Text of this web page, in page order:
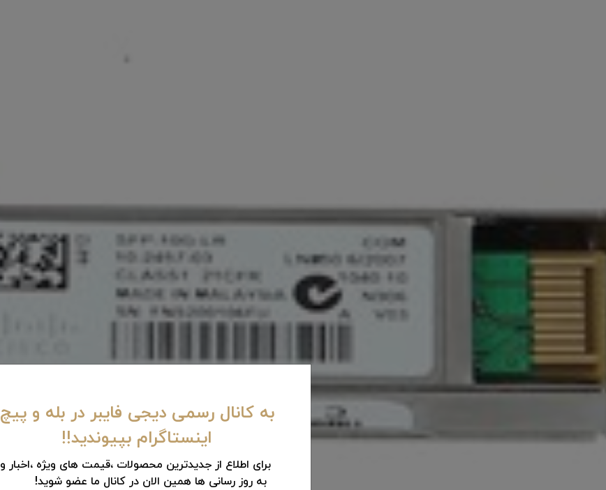
به کانال رسمی دیجی فایبر در بله و پیچ
اینستاگرام بپیوندید!!
برای اطلاع از جدیدترین محصولات ،قیمت های ویژه ،اخبار و
به روز رسانی ها همین الان در کانال ما عضو شوید!